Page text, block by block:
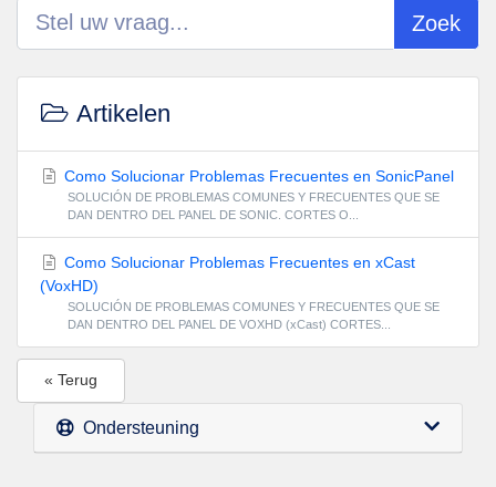
Zoek
Artikelen
Como Solucionar Problemas Frecuentes en SonicPanel
SOLUCIÓN DE PROBLEMAS COMUNES Y FRECUENTES QUE SE
DAN DENTRO DEL PANEL DE SONIC. CORTES O...
Como Solucionar Problemas Frecuentes en xCast
(VoxHD)
SOLUCIÓN DE PROBLEMAS COMUNES Y FRECUENTES QUE SE
DAN DENTRO DEL PANEL DE VOXHD (xCast) CORTES...
« Terug
Ondersteuning